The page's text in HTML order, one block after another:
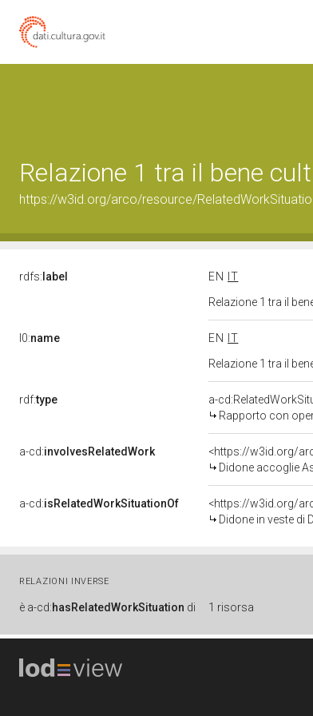
Relazione 1 tra il bene
https://w3id.org/arco/resource/
rdfs: label EN
IT
Relazione 1 tra il
l0:name EN
IT
Relazione 1 tra il
rdf:type
a-
Rapporto con
a-cd:involvesRelatedWork
<https://w3id.org/
Didone accoglie Ascanio,
a-cd:isRelatedWorkSituationOf
<https://w3id.org/
Didone in veste di
RELAZIONI INVERSE
è a-cd:hasRelatedWorkSituation di 1 risorsa